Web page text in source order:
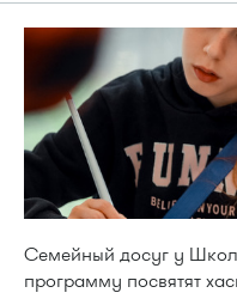
Семейный досуг у
программу посвятят